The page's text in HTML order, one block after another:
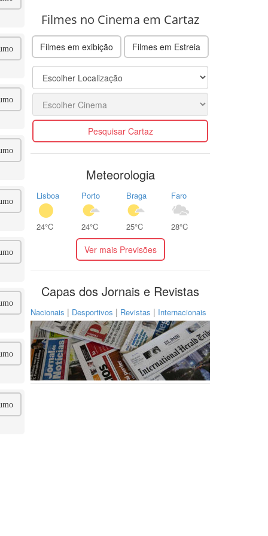
Filmes no Cinema em Cartaz
Filmes em exibição Filmes em Estreia
Pesquisar Cartaz
Meteorologia
Lisboa
24°C
Porto
24°C
Braga
25°C
Faro
28°C
Ver mais Previsões
Capas dos Jornais e Revistas
Nacionais | Desportivos | Revistas | Internacionais